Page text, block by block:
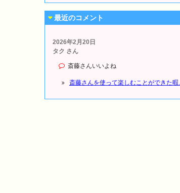
最近のコメント
2026年2月20日
タク さん
斎藤さんいいよね
斎藤さんを使って楽しむことができた暇...